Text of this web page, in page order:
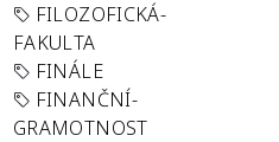
FILOZOFICKÁ-
FAKULTA
FINÁLE
FINANČNÍ-
GRAMOTNOST